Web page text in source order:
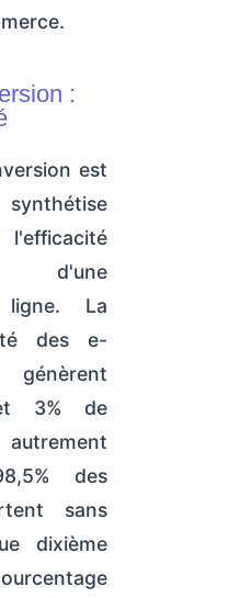
:
est
synthétise
d'une
La
des e-
3% de
des
sans
dixième